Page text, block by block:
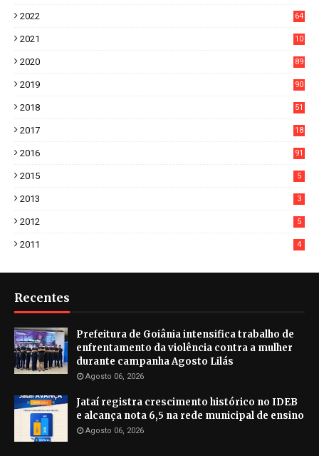
2022
64
2021
10
2020
89
2019
90
2018
51
2017
18
2016 91
2015 5
2013 3
2012 5
2011 4
Recentes
Prefeitura de Goiânia intensifica trabalho de
enfrentamento da violência contra a mulher
durante campanha Agosto Lilás
Agosto 06, 2026
Jataí registra crescimento histórico no IDEB
e alcança nota 6,5 na rede municipal de ensino
Agosto 06, 2026